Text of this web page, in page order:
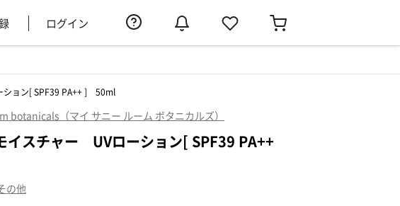
ログイン
ション[ SPF39 PA++ ] 50ml
botanicals（マイ サニー ルーム ボタニカルズ）
イスチャー UVローション[ SPF39 PA++
の他